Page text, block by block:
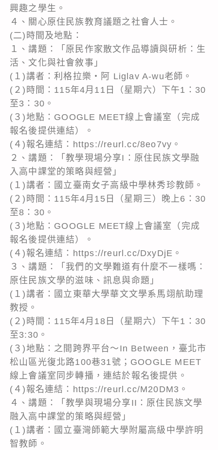
興趣之學生。
４、關心原住民族教育議題之社會人士。
(二)時間及地點：
１、講題：「原民作家散文作品導讀與研析：生
活、文化與社會敘事」
(１)講者：利格拉樂‧阿 Liglav A-wu老師。
(２)時間：115年4月11日（星期六）下午1：30
至3：30。
(３)地點：GOOGLE MEET線上會議室（完成
報名後提供連結）。
(４)報名連結：https://reurl.cc/8eo7vy。
２、講題：「教學現場分享I：原住民族文學融
入高中課堂的策略與經營」
(１)講者：國立臺南女子高級中學林秀珍教師。
(２)時間：115年4月15日（星期三）晚上6：30
至8：30。
(３)地點：GOOGLE MEET線上會議室（完成
報名後提供連結）。
(４)報名連結：https://reurl.cc/DxyDjE。
３、講題：「我們的文學難道有什麼不一樣嗎：
原住民族文學的滋味、訊息與命題」
(１)講者：國立東華大學華文文學系馬翊航助理
教授。
(２)時間：115年4月18日（星期六）下午1：30
至3:30。
(３)地點：之間跨界平台～In Between，臺北市
松山區光復北路100巷31號；GOOGLE MEET
線上會議室同步轉播，連結於報名後提供。
(４)報名連結：https://reurl.cc/M20DM3。
４、講題：「教學與現場分享II：原住民族文學
融入高中課堂的策略與經營」
(１)講者：國立臺灣師範大學附屬高級中學許明
智教師。